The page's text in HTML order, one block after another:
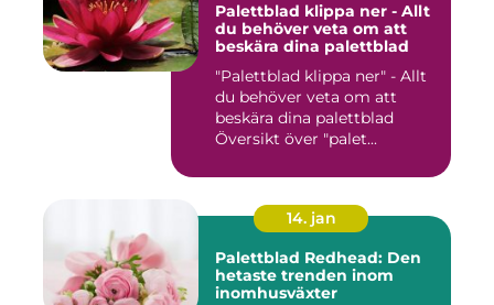
Palettblad klippa ner - Allt
du behöver veta om att
beskära dina palettblad
"Palettblad klippa ner" - Allt
du behöver veta om att
beskära dina palettblad
Översikt över "palet...
14. jan
Palettblad Redhead: Den
hetaste trenden inom
inomhusväxter